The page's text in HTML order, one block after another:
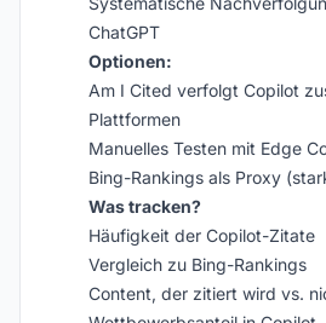
ChatGPT
Optionen:
Am I Cited verfolgt Copilot
Plattformen
Manuelles Testen mit Edge
Bing-Rankings als Proxy
Was tracken?
Häufigkeit der Copilot-Zitate
Vergleich zu Bing-Rankings
Content, der zitiert wird vs.